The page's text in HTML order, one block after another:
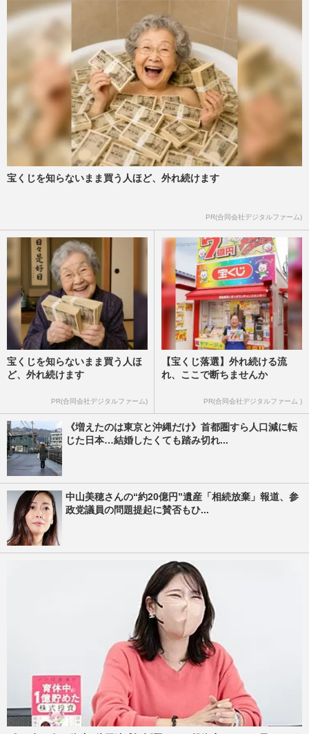
宝くじを知らないまま買う人ほど、外れ続けます
PR(合同会社デジタルファーム)
宝くじを知らないまま買う人ほ
ど、外れ続けます
PR(合同会社デジタルファーム)
【宝くじ落選】外れ続ける流
れ、ここで断ちませんか
PR(合同会社デジタルファーム )
《増えたのは東京と沖縄だけ》首都圏すら人口減に転
じた日本…結婚したくても踏み切れ...
中山美穂さんの“約20億円”遺産「相続放棄」報道、参
政党議員の問題提起に賛否もひ...